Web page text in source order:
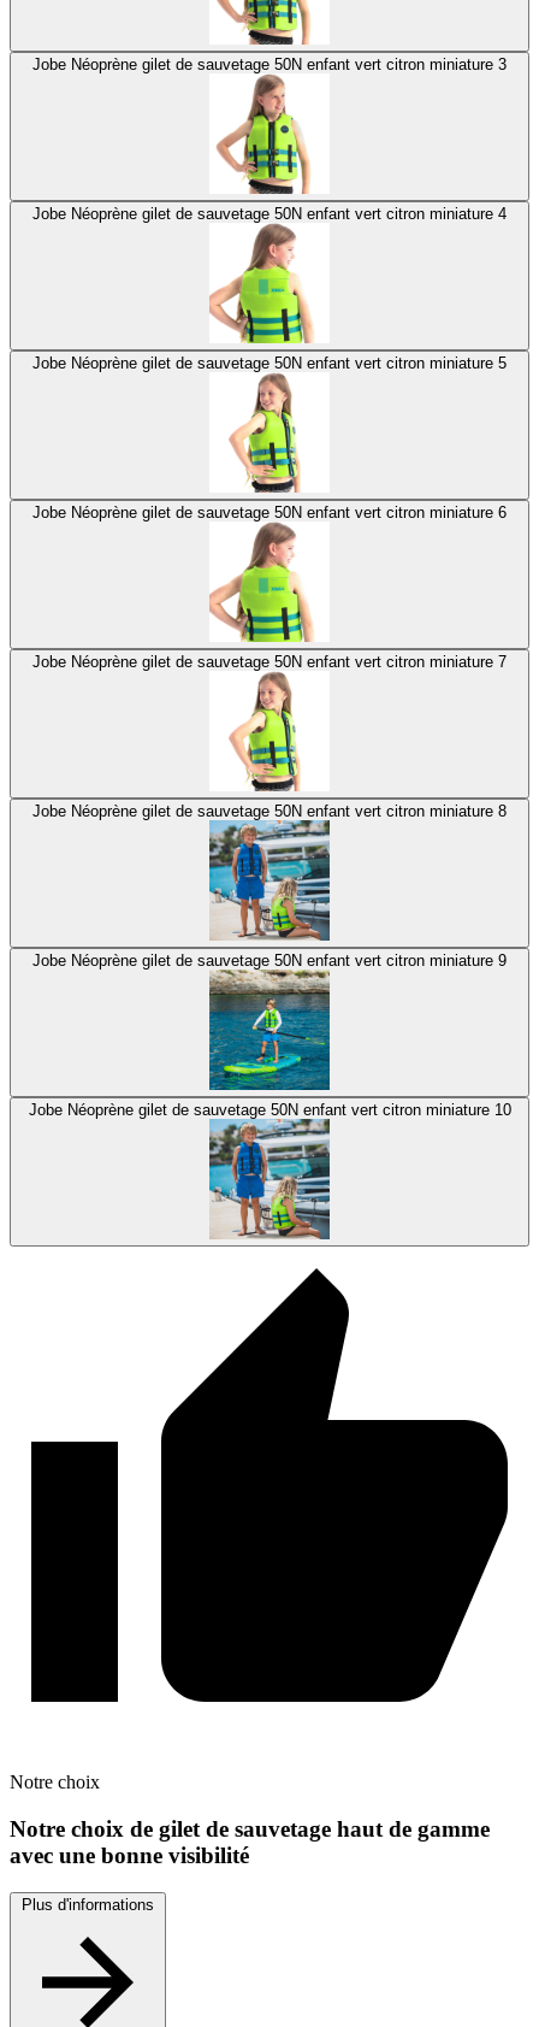
Jobe Néoprène gilet de sauvetage 50N enfant vert citron miniature 3
Jobe Néoprène gilet de sauvetage 50N enfant vert citron miniature 4
Jobe Néoprène gilet de sauvetage 50N enfant vert citron miniature 5
Jobe Néoprène gilet de sauvetage 50N enfant vert citron miniature 6
Jobe Néoprène gilet de sauvetage 50N enfant vert citron miniature 7
Jobe Néoprène gilet de sauvetage 50N enfant vert citron miniature 8
Jobe Néoprène gilet de sauvetage 50N enfant vert citron miniature 9
Jobe Néoprène gilet de sauvetage 50N enfant vert citron miniature 10
Notre choix
Notre choix de gilet de sauvetage haut de gamme
avec une bonne visibilité
Plus d'informations